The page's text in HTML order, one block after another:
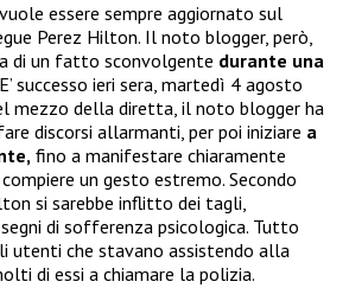
essere sempre aggiornato sul
Perez Hilton. Il noto blogger, però,
di un fatto sconvolgente durante una
E’ successo ieri sera, martedì 4 agosto
mezzo della diretta, il noto blogger ha
discorsi allarmanti, per poi iniziare a
fino a manifestare chiaramente
un gesto estremo. Secondo
si sarebbe inflitto dei tagli,
di sofferenza psicologica. Tutto
utenti che stavano assistendo alla
di essi a chiamare la polizia.